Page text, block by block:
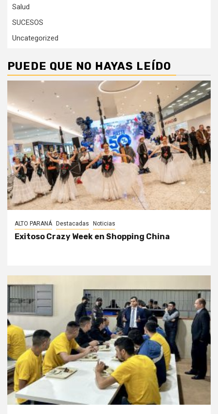
Salud
SUCESOS
Uncategorized
PUEDE QUE NO HAYAS LEÍDO
ALTO PARANÁ Destacadas Noticias
Exitoso Crazy Week en Shopping China